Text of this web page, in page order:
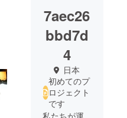
7aec26
bbd7d
4
日本
初めてのプ
ロジェクト
です